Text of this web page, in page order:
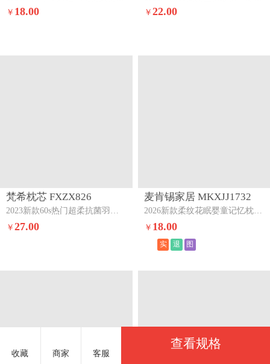
￥ 18.00
￥ 22.00
梵希枕芯 FXZX826
￥27.00
麦肯锡家居 MKXJJ1732
2026新款柔纹花眠婴童记忆枕头枕芯绿色
￥ 18.00
实 退 图
收藏 商家 客服
查看规格